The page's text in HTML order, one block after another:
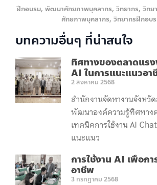
ฝึกอบรม, พัฒนาศักยภาพบุคลากร, วิทยากร, วิทย
ศักยภาพบุคลากร, วิทยากรฝึกอบ
บทความอื่นๆ ที่น่าสนใจ
ทิศทางของตลาดแรง
AI ในการแนะแนวอา
2 สิงหาคม 2568
สำนักงานจัดหางานจังหวั
พัฒนาองค์ความรู้ทิศทาง
เทคนิคการใช้งาน AI
แนะแนว
การใช้งาน AI เพื่อก
อาชีพ
3 กรกฎาคม 2568